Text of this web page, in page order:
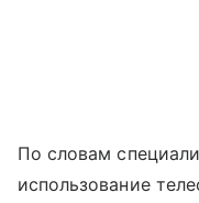
По словам
использование